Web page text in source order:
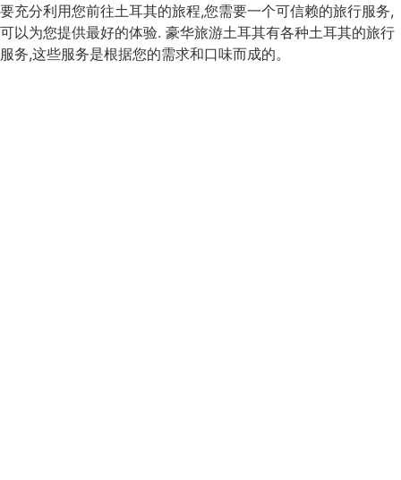
要充分利用您前往土耳其的旅程,您需要一个可信赖的旅行服务,
可以为您提供最好的体验. 豪华旅游土耳其有各种土耳其的旅行
服务,这些服务是根据您的需求和口味而成的。